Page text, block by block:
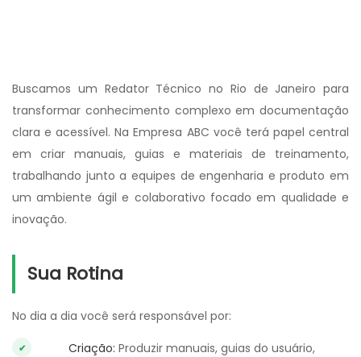
Buscamos um Redator Técnico no Rio de Janeiro para
transformar conhecimento complexo em documentação
clara e acessível. Na Empresa ABC você terá papel central
em criar manuais, guias e materiais de treinamento,
trabalhando junto a equipes de engenharia e produto em
um ambiente ágil e colaborativo focado em qualidade e
inovação.
Sua Rotina
No dia a dia você será responsável por:
Criação: Produzir manuais, guias do usuário,